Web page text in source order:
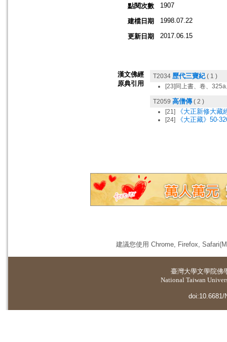
點閱次數
1907
建檔日期 1998.07.22
更新日期 2017.06.15
漢文佛經
原典引用
T2034 歷代三寶紀( 1 )
[23]同上書、卷、
T2059 高僧傳 ( 2 )
[21]
《大正新修大藏
[24] 《大正藏》
建議您使用 Chrome, Firefox,
臺灣大學文學院佛
National Taiwan
doi:10.6681/